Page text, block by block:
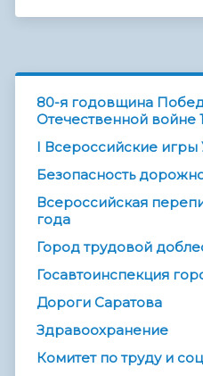
80-я годовщина
Отечественной войне
I Всероссийские
Безопасность
Всероссийская
года
Город трудовой
Госавтоинспекция
Дороги Саратова
Здравоохранение
Комитет по труду и